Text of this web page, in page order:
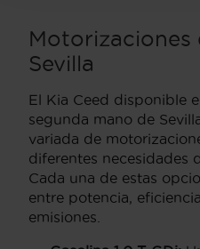
Motorizaciones
Sevilla
El Kia Ceed disponible
segunda mano de
variada de
diferentes necesidades
Cada una de estas
entre potencia,
emisiones.